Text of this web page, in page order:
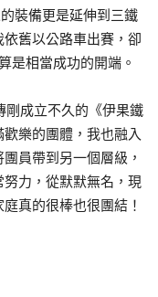
裝備更是延伸到三鐵
舊以公路車出賽，卻
是相當成功的開端。
剛成立不久的《伊果鐵
樂的團體，我也融入
員帶到另一個層級，
力，從默默無名，現
真的很棒也很團結！